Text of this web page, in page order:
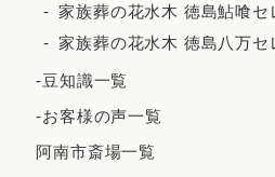
2023年8月
2023年7月
2023年6月
家族葬の花水木 徳島鮎喰セ
家族葬の花水木 徳島八万セ
-豆知識一覧
-お客様の声一覧
阿南市斎場一覧